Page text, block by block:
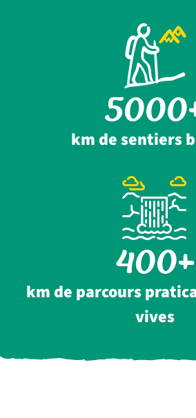
5000
km de sentiers
400
km de parcours
vives